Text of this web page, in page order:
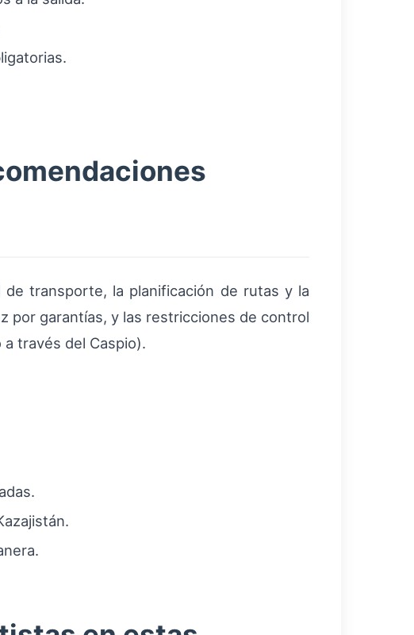
transporte, la planificación de rutas y la
por garantías, y las restricciones de control
través del Caspio).